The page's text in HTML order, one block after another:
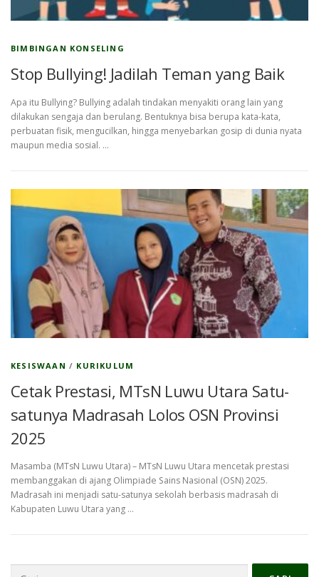
BIMBINGAN KONSELING
Stop Bullying! Jadilah Teman yang Baik
Apa itu Bullying? Bullying adalah tindakan menyakiti orang lain yang
dilakukan sengaja dan berulang. Bentuknya bisa berupa kata-kata,
perbuatan fisik, mengucilkan, hingga menyebarkan gosip di dunia nyata
maupun media sosial. …
KESISWAAN / KURIKULUM
Cetak Prestasi, MTsN Luwu Utara Satu-
satunya Madrasah Lolos OSN Provinsi
2025
Masamba (MTsN Luwu Utara) – MTsN Luwu Utara mencetak prestasi
membanggakan di ajang Olimpiade Sains Nasional (OSN) 2025.
Madrasah ini menjadi satu-satunya sekolah berbasis madrasah di
Kabupaten Luwu Utara yang …